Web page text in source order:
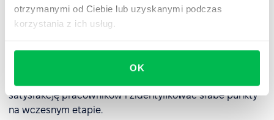
otrzymanymi od Ciebie lub uzyskanymi podczas
korzystania z ich usług.
OK
PeopleForce oferuje wbudowany automatyczny system
do obliczania wskaźników lojalności pracowników.
można zobaczyć wykreslojalności pracownikówdla
określonego czasu. Poziom eNPS będzie można mierzyć
satysfakcję pracowników i zidentyfikować słabe punkty
na wczesnym etapie.